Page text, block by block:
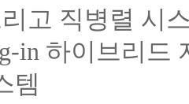
고 직병렬 시
in 하이브리드
템